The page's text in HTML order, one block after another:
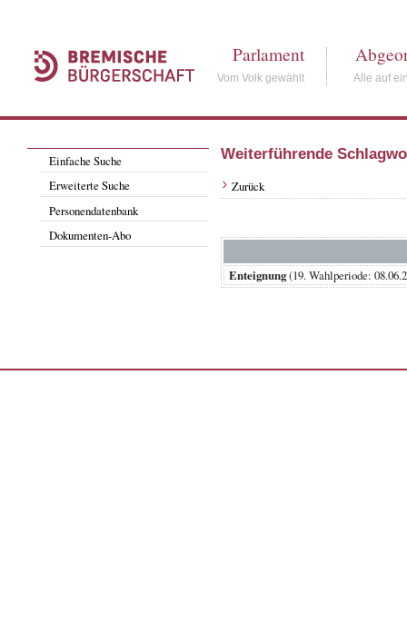
Parlament
Vom Volk gewählt Alle auf
Einfache Suche
Erweiterte Suche
Personendatenbank
Dokumenten-Abo
Weiterführende
Zurück
Enteignung(19. Wahlperiode: